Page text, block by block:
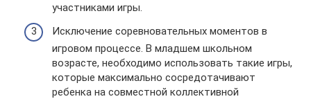
участниками игры.
Исключение соревновательных моментов в
игровом процессе. В младшем школьном
возрасте, необходимо использовать такие игры,
которые максимально сосредотачивают
ребенка на совместной коллективной